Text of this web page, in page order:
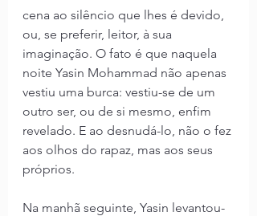
cena ao silêncio que lhes é devido,
ou, se preferir, leitor, à sua
imaginação. O fato é que naquela
noite Yasin Mohammad não apenas
vestiu uma burca: vestiu-se de um
outro ser, ou de si mesmo, enfim
revelado. E ao desnudá-lo, não o fez
aos olhos do rapaz, mas aos seus
próprios.
Na manhã seguinte, Yasin levantou-